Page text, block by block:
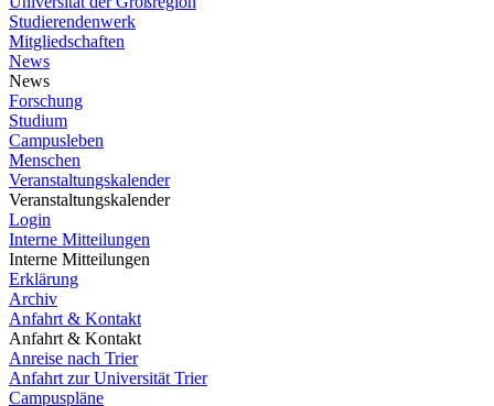
Studierendenwerk
Mitgliedschaften
News
News
Forschung
Studium
Campusleben
Menschen
Veranstaltungskalender
Veranstaltungskalender
Login
Interne Mitteilungen
Interne Mitteilungen
Erklärung
Archiv
Anfahrt & Kontakt
Anfahrt & Kontakt
Anreise nach Trier
Anfahrt zur Universität Trier
Campuspläne